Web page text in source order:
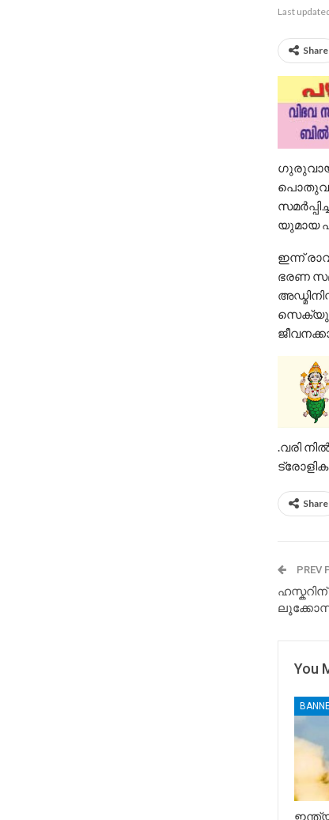
Last
Share
യുമായ
ഇന്ന്
ഭരണ
.വരി
Share
PREV
ഹസ്കറിന്
ലൂക്കോസ്
You